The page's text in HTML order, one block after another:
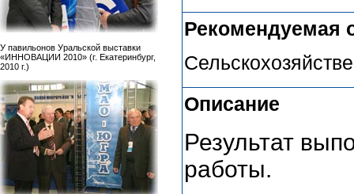
Рекомендуемая
Описание
Результат
работы.
У павильонов Уральской выставки
«ИННОВАЦИИ 2010» (г. Екатеринбург,
2010 г.)